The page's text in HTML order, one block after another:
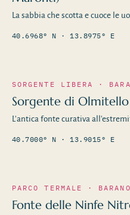
La sabbia che scotta e cuoce le
40.6968° N · 13.8975° E
SORGENTE LIBERA ·
Sorgente di Olmitello
L'antica fonte curativa
40.7000° N · 13.9015° E
PARCO TERMALE ·
Fonte delle Ninfe